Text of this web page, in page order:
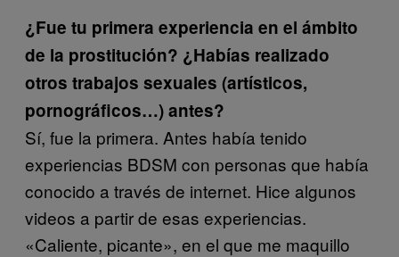
¿Fue tu primera experiencia en el ámbito
de la prostitución? ¿Habías realizado
otros trabajos sexuales (artísticos,
pornográficos…) antes?
Sí, fue la primera. Antes había tenido
experiencias BDSM con personas que había
conocido a través de internet. Hice algunos
videos a partir de esas experiencias.
«Caliente, picante», en el que me maquillo